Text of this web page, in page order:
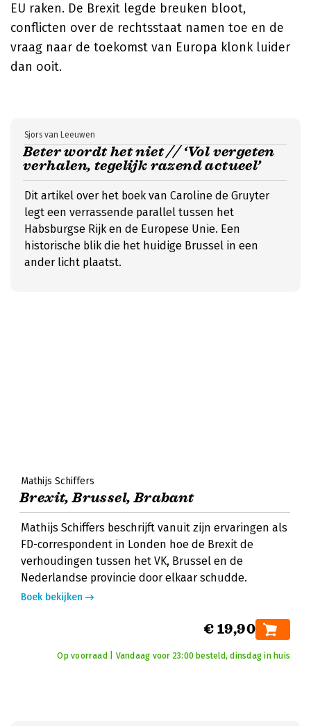
EU raken. De Brexit legde breuken bloot,
conflicten over de rechtsstaat namen toe en de
vraag naar de toekomst van Europa klonk luider
dan ooit.
Beter wordt het niet // ‘Vol vergeten
verhalen, tegelijk razend actueel’
Sjors van Leeuwen
Dit artikel over het boek van Caroline de Gruyter
legt een verrassende parallel tussen het
Habsburgse Rijk en de Europese Unie. Een
historische blik die het huidige Brussel in een
ander licht plaatst.
Mathijs Schiffers
Brexit, Brussel, Brabant
Mathijs Schiffers beschrijft vanuit zijn ervaringen als
FD-correspondent in Londen hoe de Brexit de
verhoudingen tussen het VK, Brussel en de
Nederlandse provincie door elkaar schudde.
Boek bekijken
€ 19,90
Op voorraad | Vandaag voor 23:00 besteld, dinsdag in huis